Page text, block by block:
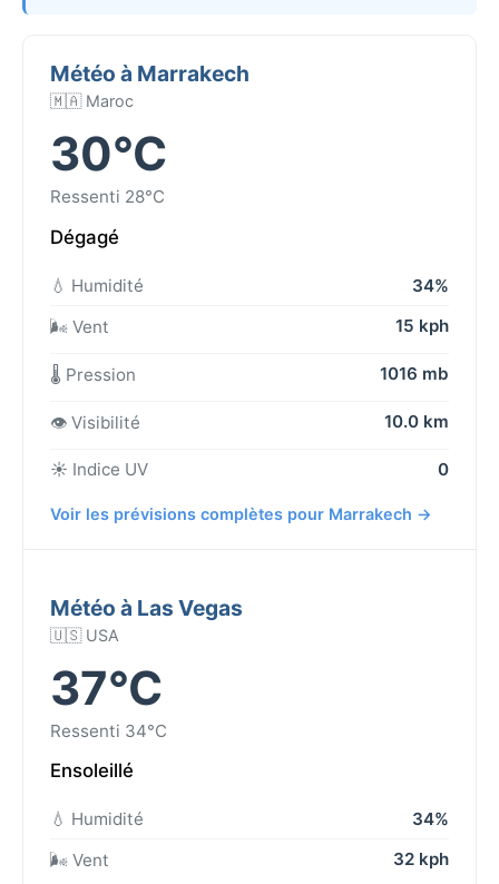
Météo à Marrakech
🇲🇦 Maroc
30°C
Ressenti 28°C
Dégagé
💧 Humidité
34%
🌬️ Vent
15 kph
🌡️ Pression 1016 mb
👁️ Visibilité 10.0 km
☀️ Indice UV 0
Voir les prévisions complètes pour Marrakech →
Météo à Las Vegas
🇺🇸 USA
37°C
Ressenti 34°C
Ensoleillé
💧 Humidité
34%
🌬️ Vent
32 kph